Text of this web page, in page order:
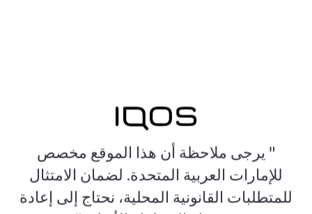
" يرجى ملاحظة أن هذا الموقع مخصص
للإمارات العربية المتحدة. لضمان الامتثال
للمتطلبات القانونية المحلية، نحتاج إلى إعادة